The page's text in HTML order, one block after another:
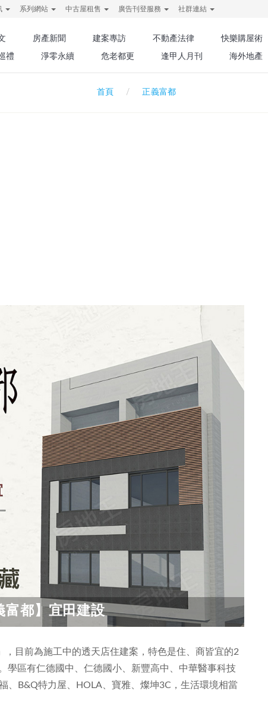
系列網站 中古屋租售 廣告刊登服務 社群連結
房產新聞 建案專訪 不動產法律 快樂購屋術
禮
淨零永續 危老都更 逢甲人月刊 海外地產
首頁 正義富都
富都】宜田建設
目前為施工中的透天店住建案，特色是住、商皆宜的2
學區有仁德國中、仁德國小、新豐高中、中華醫事科技
、B&Q特力屋、HOLA、寶雅、燦坤3C，生活環境相當